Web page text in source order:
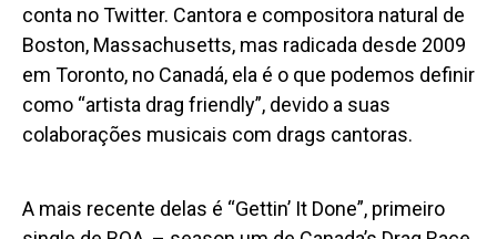
conta no Twitter. Cantora e compositora natural de
Boston, Massachusetts, mas radicada desde 2009
em Toronto, no Canadá, ela é o que podemos definir
como “artista drag friendly”, devido a suas
colaborações musicais com drags cantoras.
A mais recente delas é
Gettin’ It Done”, primeiro